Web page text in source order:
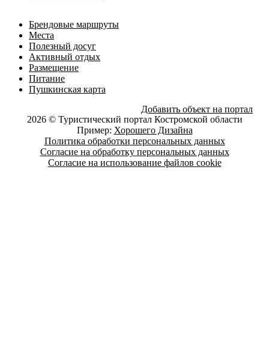
Брендовые маршруты
Места
Полезный досуг
Активный отдых
Размещение
Питание
Пушкинская карта
Добавить объект на портал
2026 © Туристический портал Костромской области
Пример: Хорошего Дизайна
Политика обработки персональных данных
Согласие на обработку персональных данных
Согласие на использование файлов cookie